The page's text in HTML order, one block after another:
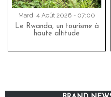
Mardi 4 Août 2026 - 07:00
Le Rwanda, un tourisme à
haute altitude